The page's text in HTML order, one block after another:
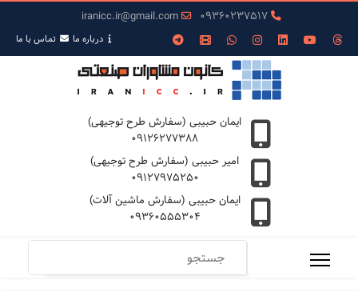
09360237517
iranicc.ir@gmail.com
درباره ما تمـاس با ما
ایمان حبیبی (سفارش طرح توجیهی)
09126277388
امیر حبیبی (سفارش طرح توجیهی)
09127975250
ایمان حبیبی (سفارش ماشین آلات)
09360555304